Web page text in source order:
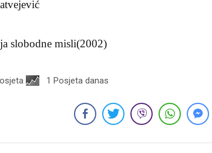
slobodne misli(2002)
1 Posjeta danas